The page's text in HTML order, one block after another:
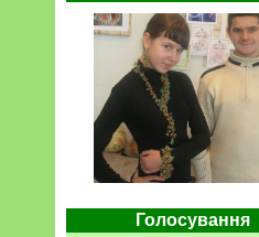
Голосування